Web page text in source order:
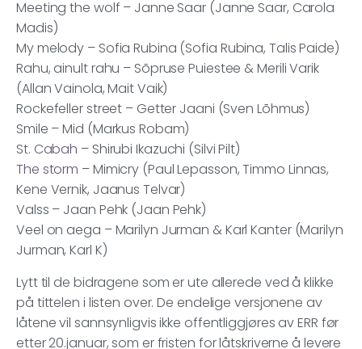
Meeting the wolf – Janne Saar (Janne Saar, Carola
Madis)
My melody – Sofia Rubina (Sofia Rubina, Talis Paide)
Rahu, ainult rahu – Sõpruse Puiestee & Merili Varik
(Allan Vainola, Mait Vaik)
Rockefeller street – Getter Jaani (Sven Lõhmus)
Smile – Mid (Markus Robam)
St. Cabah – Shirubi Ikazuchi (Silvi Pilt)
The storm – Mimicry (Paul Lepasson, Timmo Linnas,
Kene Vernik, Jaanus Telvar)
Valss – Jaan Pehk (Jaan Pehk)
Veel on aega – Marilyn Jurman & Karl Kanter (Marilyn
Jurman, Karl K)
Lytt til de bidragene som er ute allerede ved å klikke
på tittelen i listen over. De endelige versjonene av
låtene vil sannsynligvis ikke offentliggjøres av ERR før
etter 20.januar, som er fristen for låtskriverne å levere